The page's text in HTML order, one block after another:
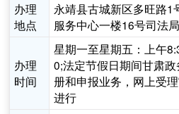
办理
地点
永靖县古城新区多旺路1
服务中心一楼16号司法
办理
时间
星期一至星期五：上午
0;法定节假日期间甘肃
册和申报业务，网上受
进行